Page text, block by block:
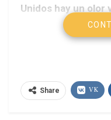
Unidos hay un olor
Share VK